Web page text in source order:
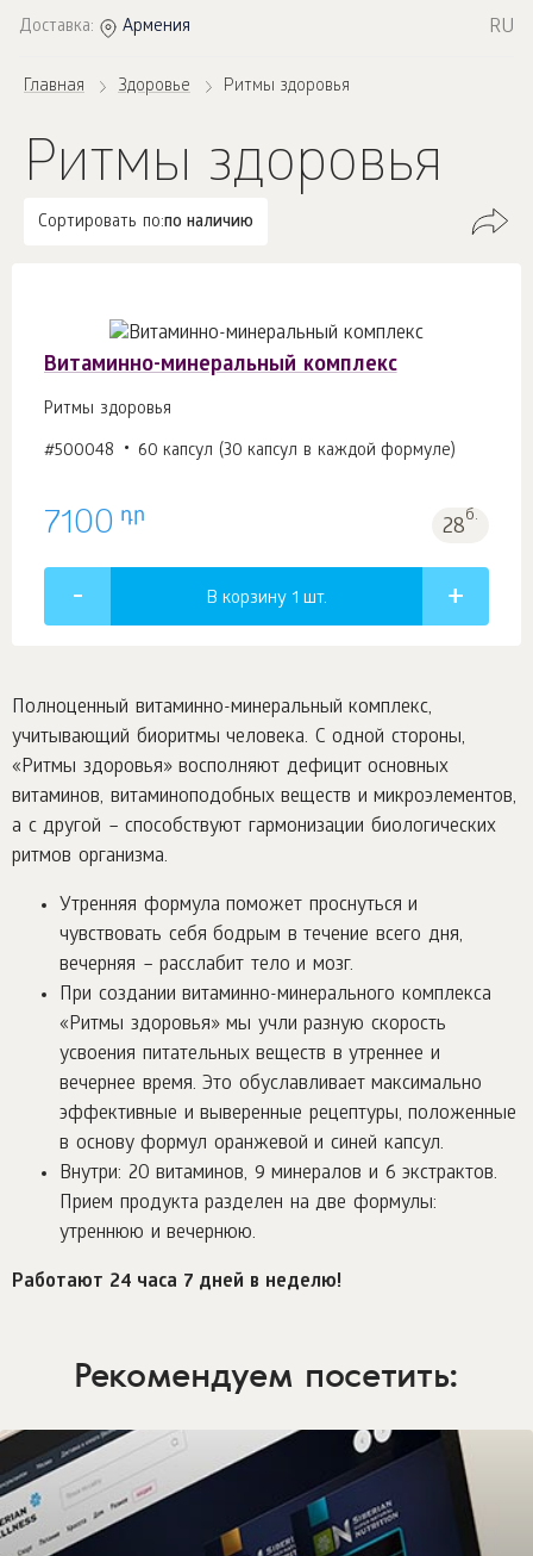
Доставка: Армения RU
Главная Здоровье Ритмы здоровья
Ритмы здоровья
Сортировать по:по наличию
Витаминно-минеральный комплекс
Ритмы здоровья
#500048 60 капсул (30 капсул в каждой формуле)
7100 դր 28б.
В корзину 1 шт.
Полноценный витаминно-минеральный комплекс,
учитывающий биоритмы человека. С одной стороны,
«Ритмы здоровья» восполняют дефицит основных
витаминов, витаминоподобных веществ и микроэлементов,
а с другой – способствуют гармонизации биологических
ритмов организма.
Утренняя формула поможет проснуться и
чувствовать себя бодрым в течение всего дня,
вечерняя – расслабит тело и мозг.
При создании витаминно-минерального комплекса
«Ритмы здоровья» мы учли разную скорость
усвоения питательных веществ в утреннее и
вечернее время. Это обуславливает максимально
эффективные и выверенные рецептуры, положенные
в основу формул оранжевой и синей капсул.
Внутри: 20 витаминов, 9 минералов и 6 экстрактов.
Прием продукта разделен на две формулы:
утреннюю и вечернюю.
Работают 24 часа 7 дней в неделю!
Рекомендуем посетить: